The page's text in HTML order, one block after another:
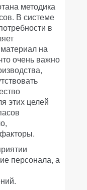
методика
В системе
в
на
очень важно
этих целей
персонала, а